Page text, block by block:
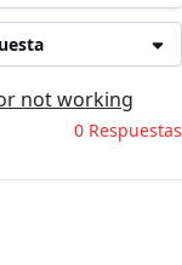
not working
0 Respuestas